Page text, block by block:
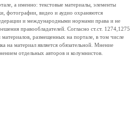
а именно: текстовые материалы, элементы
фотографии, видео и аудио охраняются
и международными нормами права и не
правообладателей. Согласно ст.ст. 1274,1275
размещенных на портале, в том числе
на материал является обязательной. Мнение
отдельных авторов и колумнистов.